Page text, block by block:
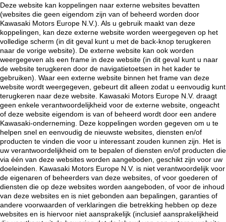
Deze website kan koppelingen naar externe websites bevatten
(websites die geen eigendom zijn van of beheerd worden door
Kawasaki Motors Europe N.V.). Als u gebruik maakt van deze
koppelingen, kan deze externe website worden weergegeven op het
volledige scherm (in dit geval kunt u met de back-knop terugkeren
naar de vorige website). De externe website kan ook worden
weergegeven als een frame in deze website (in dit geval kunt u naar
de website terugkeren door de navigatietoetsen in het kader te
gebruiken). Waar een externe website binnen het frame van deze
website wordt weergegeven, gebeurt dit alleen zodat u eenvoudig kunt
terugkeren naar deze website. Kawasaki Motors Europe N.V. draagt
geen enkele verantwoordelijkheid voor de externe website, ongeacht
of deze website eigendom is van of beheerd wordt door een andere
Kawasaki-onderneming. Deze koppelingen worden gegeven om u te
helpen snel en eenvoudig de nieuwste websites, diensten en/of
producten te vinden die voor u interessant zouden kunnen zijn. Het is
uw verantwoordelijkheid om te bepalen of diensten en/of producten die
via één van deze websites worden aangeboden, geschikt zijn voor uw
doeleinden. Kawasaki Motors Europe N.V. is niet verantwoordelijk voor
de eigenaren of beheerders van deze websites, of voor goederen of
diensten die op deze websites worden aangeboden, of voor de inhoud
van deze websites en is niet gebonden aan bepalingen, garanties of
andere voorwaarden of verklaringen die betrekking hebben op deze
websites en is hiervoor niet aansprakelijk (inclusief aansprakelijkheid